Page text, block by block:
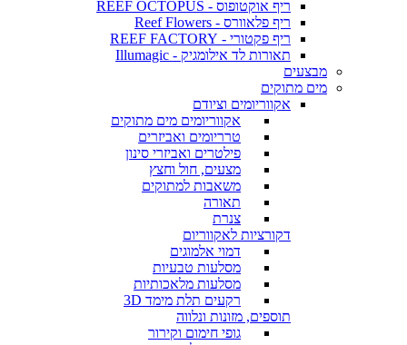
ריף אוקטופוס - REEF OCTOPUS
ריף פלאוורס - Reef Flowers
ריף פקטורי - REEF FACTORY
תאורות לד אילומגיק - Illumagic
מבצעים
מים מתוקים
אקווריומים וציודם
אקווריומים מים מתוקים
טרריומים ואביזרים
פילטרים ואביזרי סינון
מצעים, חול וחצץ
משאבות למתוקים
תאורה
צנרת
דקורציות לאקווריום
דמוי אלמוגים
מסלעות טבעיות
מסלעות מלאכותיות
רקעים תלת מימד 3D
תוספים, מזונות ונלווה
גופי חימום וקירור